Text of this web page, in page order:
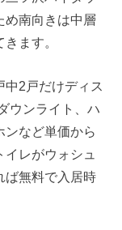
め南向きは中層
ます。
2戸だけディス
ウンライト、ハ
ンなど単価から
レがウォシュ
ば無料で入居時